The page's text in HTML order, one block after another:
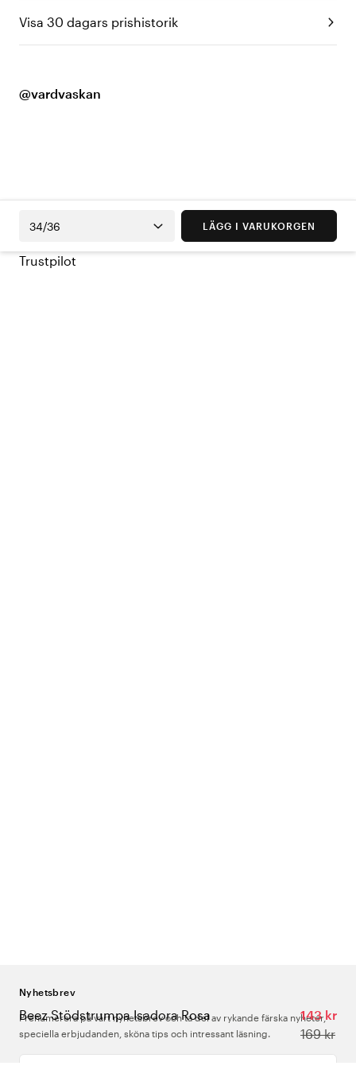
Visa 30 dagars prishistorik
@vardvaskan
Beez Stödstrumpa Isadora Rosa
143 kr
169 kr
34/36 LÄGG I VARUKORGEN
Trustpilot
Nyhetsbrev
Prenumerera på vårt nyhetsbrev och ta del av rykande färska nyheter,
speciella erbjudanden, sköna tips och intressant läsning.
Ange din e-postadress